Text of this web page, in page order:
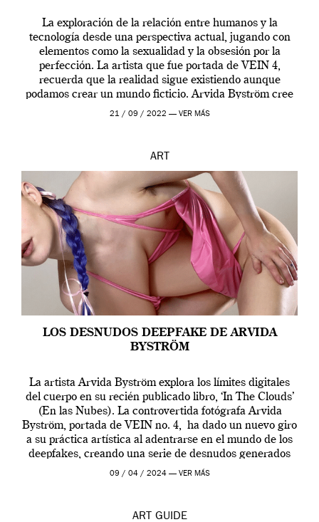
La exploración de la relación entre humanos y la
tecnología desde una perspectiva actual, jugando con
elementos como la sexualidad y la obsesión por la
perfección. La artista que fue portada de VEIN 4,
recuerda que la realidad sigue existiendo aunque
podamos crear un mundo ficticio. Arvida Byström cree
que los humanos tienen un complejo […]
21 / 09 / 2022 — VER MÁS
ART
LOS DESNUDOS DEEPFAKE DE ARVIDA
BYSTRÖM
La artista Arvida Byström explora los límites digitales
del cuerpo en su recién publicado libro, ‘In The Clouds’
(En las Nubes). La controvertida fotógrafa Arvida
Byström, portada de VEIN no. 4, ha dado un nuevo giro
a su práctica artística al adentrarse en el mundo de los
deepfakes, creando una serie de desnudos generados
por […]
09 / 04 / 2024 — VER MÁS
ART GUIDE